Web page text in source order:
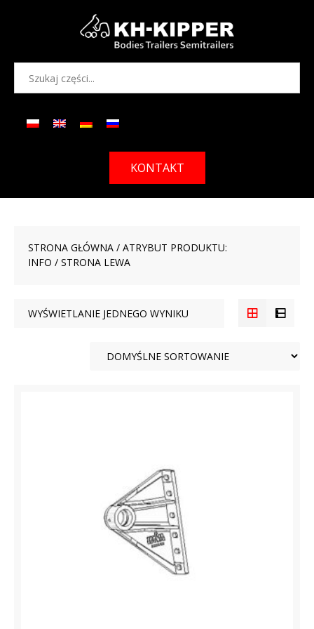
KONTAKT
STRONA GŁÓWNA / ATRYBUT PRODUKTU:
INFO / STRONA LEWA
WYŚWIETLANIE JEDNEGO WYNIKU